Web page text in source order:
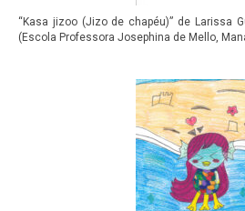
“Kasa jizoo (Jizo de chapéu)” de Larissa
(Escola Professora Josephina de Mello,